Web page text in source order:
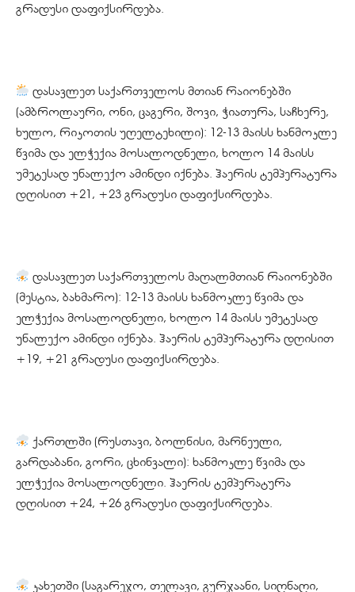
გრადუსი დაფიქსირდება.
დასავლეთ საქართველოს მთიან რაიონებში
(ამბროლაური, ონი, ცაგერი, შოვი, ჭიათურა, საჩხერე,
ხულო, რიკოთის უღელტეხილი): 12-13 მაისს ხანმოკლე
წვიმა და ელჭექია მოსალოდნელი, ხოლო 14 მაისს
უმეტესად უნალექო ამინდი იქნება. ჰაერის ტემპერატურა
დღისით +21, +23 გრადუსი დაფიქსირდება.
დასავლეთ საქართველოს მაღალმთიან რაიონებში
(მესტია, ბახმარო): 12-13 მაისს ხანმოკლე წვიმა და
ელჭექია მოსალოდნელი, ხოლო 14 მაისს უმეტესად
უნალექო ამინდი იქნება. ჰაერის ტემპერატურა დღისით
+19, +21 გრადუსი დაფიქსირდება.
ქართლში (რუსთავი, ბოლნისი, მარნეული,
გარდაბანი, გორი, ცხინვალი): ხანმოკლე წვიმა და
ელჭექია მოსალოდნელი. ჰაერის ტემპერატურა
დღისით +24, +26 გრადუსი დაფიქსირდება.
კახეთში (საგარეჯო, თელავი, გურჯაანი, სიღნაღი,